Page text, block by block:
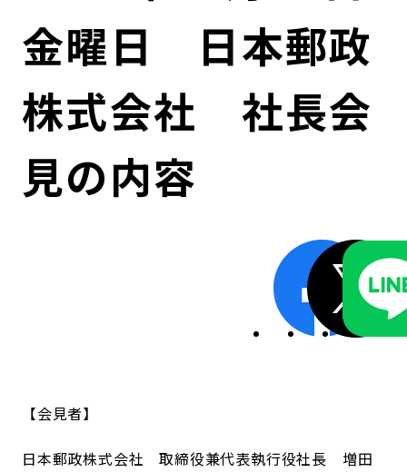
ガバナンス
コンダクト向上の取組み
ローカル共創イニシアティブ
株式情報
財務情報・IR資料
IRニュース
サステナビリティマネジメント
持続可能な金融のフレームワーク
環境
金曜日 日本郵政
株式会社 社長会
見の内容
会見者
日本郵政株式会社 取締役兼代表執行役社長 増田